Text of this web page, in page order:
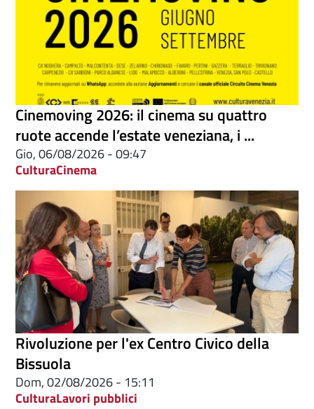
Cinemoving 2026: il cinema su quattro
ruote accende l’estate veneziana, i ...
Gio, 06/08/2026 - 09:47
CulturaCinema
Rivoluzione per l'ex Centro Civico della
Bissuola
Dom, 02/08/2026 - 15:11
CulturaLavori pubblici